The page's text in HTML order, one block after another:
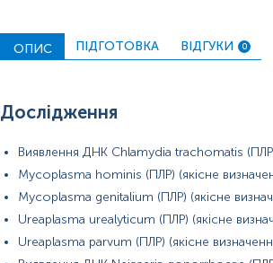
Відбір біоматеріалу проводиться до початку
імунобіологічними, протигрибковими,
препаратами.
За 3 доби перед здачею аналізу виключити
За 3 год утриматись від сечовипускання.
Біоматеріал не можна здавати під час
ОПИС ПІДГОТОВКА ВІДГУКИ 0
Дослідження
Виявлення ДНК Chlamydia trachomatis (ПЛР)
Mycoplasma hominis (ПЛР) (якісне
Mycoplasma genitalium (ПЛР) (якісне
Ureaplasma urealyticum (ПЛР) (якісне
Ureaplasma parvum (ПЛР) (якісне